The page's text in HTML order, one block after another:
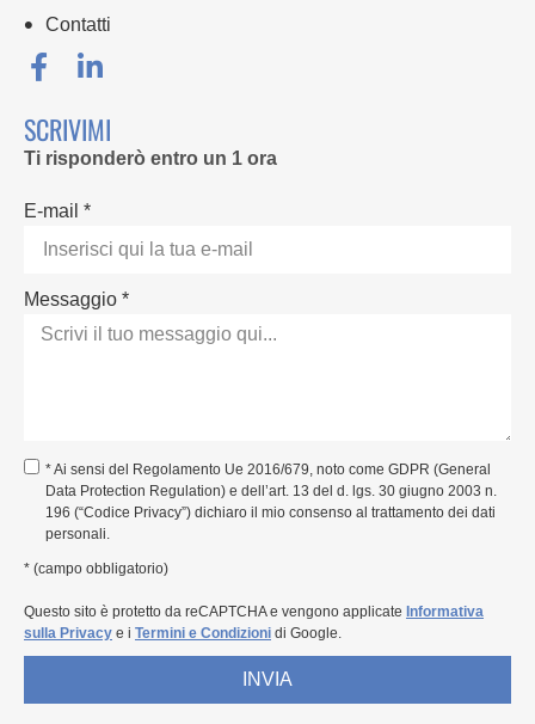
Contatti
SCRIVIMI
Ti risponderò entro un 1 ora
E-mail *
Messaggio *
* Ai sensi del Regolamento Ue 2016/679, noto come GDPR (General
Data Protection Regulation) e dell’art. 13 del d. lgs. 30 giugno 2003 n.
196 (“Codice Privacy”) dichiaro il mio consenso al trattamento dei dati
personali.
* (campo obbligatorio)
Questo sito è protetto da reCAPTCHA e vengono applicate Informativa
sulla Privacy e i Termini e Condizioni di Google.
INVIA